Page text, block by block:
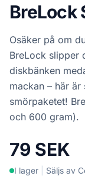
BreLock
Osäker på om
BreLock slipper
diskbänken
mackan – här
smörpaketet!
och 600 gram).
79 SEK
I lager Säljs av